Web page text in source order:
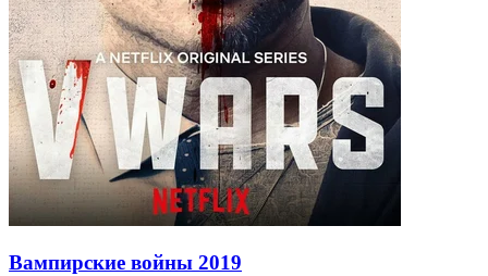
Вампирские войны 2019